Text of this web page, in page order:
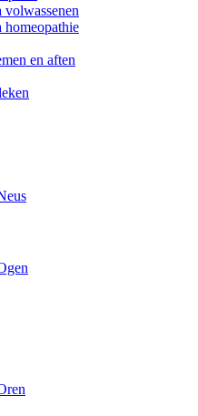
volwassenen
homeopathie
en aften